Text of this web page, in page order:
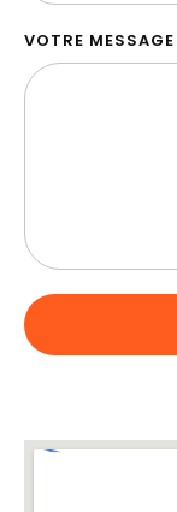
VOTRE MESSAGE